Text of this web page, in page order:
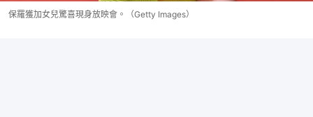
保羅獲加女兒驚喜現身放映會。（Getty Images）